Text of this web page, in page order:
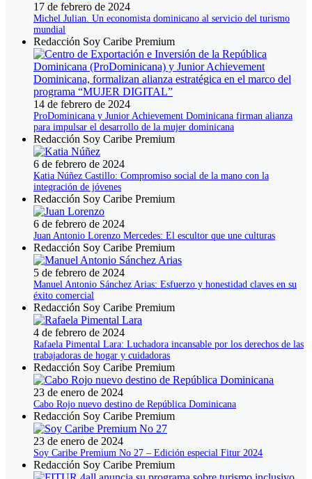
17 de febrero de 2024
Michel Julian. Un economista dominicano al servicio del turismo
mundial
Redacción Soy Caribe Premium
14 de febrero de 2024
ProDominicana y Junior Achievement Dominicana firman alianza
para impulsar el desarrollo de la mujer dominicana
Redacción Soy Caribe Premium
6 de febrero de 2024
Katia Núñez Castillo: Compromiso social de la mano con la
integración de jóvenes
Redacción Soy Caribe Premium
6 de febrero de 2024
Juan Antonio Lorenzo Mercedes: El escultor que une culturas
Redacción Soy Caribe Premium
5 de febrero de 2024
Manuel Antonio Sánchez Arias: Esfuerzo y honestidad claves en su
éxito comercial
Redacción Soy Caribe Premium
4 de febrero de 2024
Rafaela Pimental Lara: Luchadora incansable por los derechos de las
trabajadoras de hogar y cuidadoras
Redacción Soy Caribe Premium
23 de enero de 2024
Cabo Rojo nuevo destino de República Dominicana
Redacción Soy Caribe Premium
23 de enero de 2024
Soy Caribe Premium No 27 – Edición especial Fitur 2024
Redacción Soy Caribe Premium